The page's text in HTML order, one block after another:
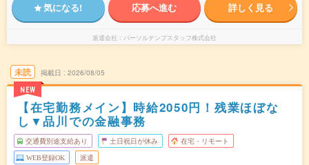
気になる! 応募へ進む 詳しく見る
派遣会社 パーソルテンプスタッフ株式会社
未読
NEW
掲載日 2026/08/05
【在宅勤務メイン】時給2050円！残業ほぼな
し▼品川での金融事務
交通費別途支給あり 土日祝日が休み 在宅・リモート
WEB登録OK 派遣